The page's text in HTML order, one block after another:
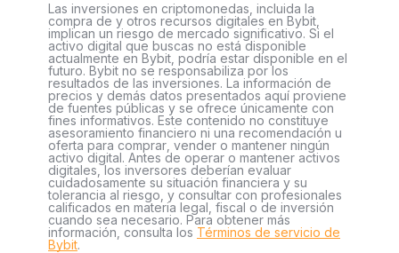
Las inversiones en criptomonedas, incluida la
compra de y otros recursos digitales en Bybit,
implican un riesgo de mercado significativo. Si el
activo digital que buscas no está disponible
actualmente en Bybit, podría estar disponible en el
futuro. Bybit no se responsabiliza por los
resultados de las inversiones. La información de
precios y demás datos presentados aquí proviene
de fuentes públicas y se ofrece únicamente con
fines informativos. Este contenido no constituye
asesoramiento financiero ni una recomendación u
oferta para comprar, vender o mantener ningún
activo digital. Antes de operar o mantener activos
digitales, los inversores deberían evaluar
cuidadosamente su situación financiera y su
tolerancia al riesgo, y consultar con profesionales
calificados en materia legal, fiscal o de inversión
cuando sea necesario. Para obtener más
información, consulta los Términos de servicio de
Bybit.